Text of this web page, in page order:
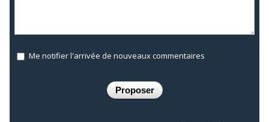
Me notifier l'arrivée de nouveaux commentaires